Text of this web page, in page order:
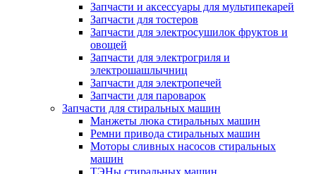
Запчасти и аксессуары для мультипекарей
Запчасти для тостеров
Запчасти для электросушилок фруктов и
овощей
Запчасти для электрогриля и
электрошашлычниц
Запчасти для электропечей
Запчасти для пароварок
Запчасти для стиральных машин
Манжеты люка стиральных машин
Ремни привода стиральных машин
Моторы сливных насосов стиральных
машин
ТЭНы стиральных машин